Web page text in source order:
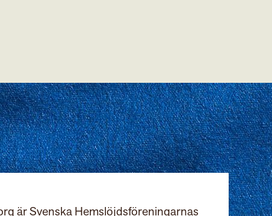
är Svenska Hemslöjdsföreningarnas